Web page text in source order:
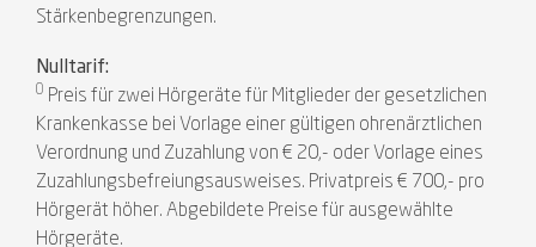
Stärkenbegrenzungen.
Nulltarif:
0 Preis für zwei Hörgeräte für Mitglieder der gesetzlichen
Krankenkasse bei Vorlage einer gültigen ohrenärztlichen
Verordnung und Zuzahlung von € 20,- oder Vorlage eines
Zuzahlungsbefreiungsausweises. Privatpreis € 700,- pro
Hörgerät höher. Abgebildete Preise für ausgewählte
Hörgeräte.